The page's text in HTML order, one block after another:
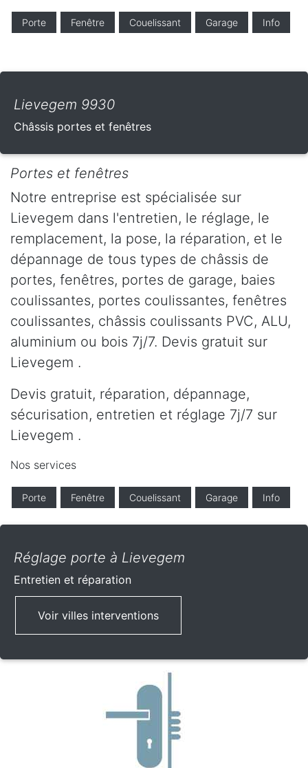
Porte Fenêtre Couelissant Garage Info
Lievegem 9930
Châssis portes et fenêtres
Portes et fenêtres
Notre entreprise est spécialisée sur
Lievegem dans l'entretien, le réglage, le
remplacement, la pose, la réparation, et le
dépannage de tous types de châssis de
portes, fenêtres, portes de garage, baies
coulissantes, portes coulissantes, fenêtres
coulissantes, châssis coulissants PVC, ALU,
aluminium ou bois 7j/7. Devis gratuit sur
Lievegem .
Devis gratuit, réparation, dépannage,
sécurisation, entretien et réglage 7j/7 sur
Lievegem .
Nos services
Porte Fenêtre Couelissant Garage Info
Réglage porte à Lievegem
Entretien et réparation
Voir villes interventions